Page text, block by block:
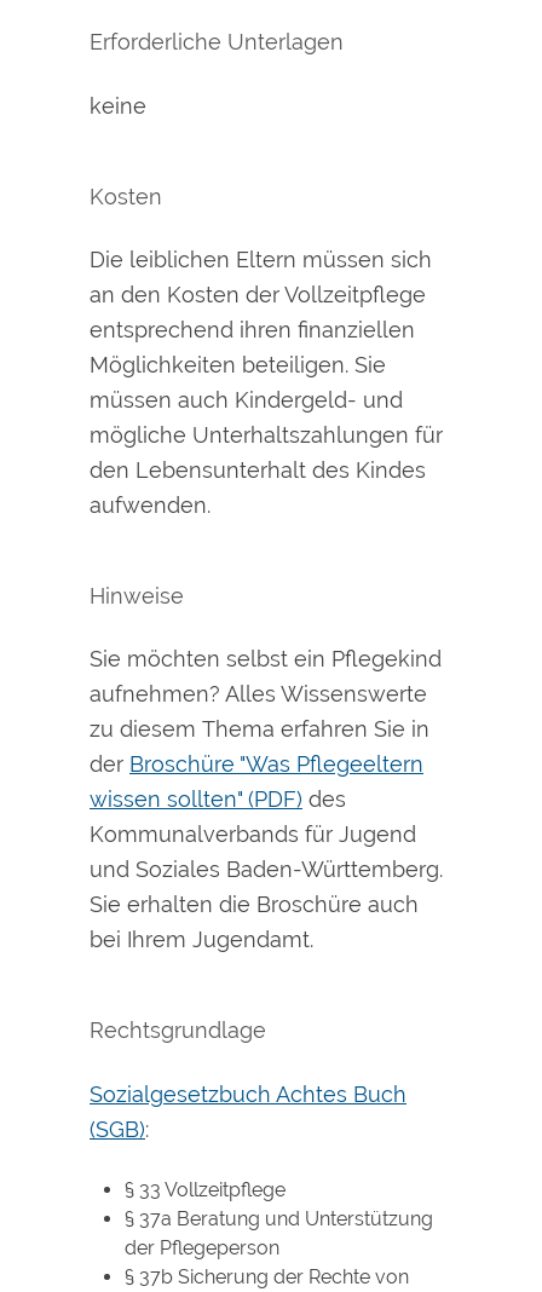
Erforderliche Unterlagen
keine
Kosten
Die leiblichen Eltern müssen sich
an den Kosten der Vollzeitpflege
entsprechend ihren finanziellen
Möglichkeiten beteiligen. Sie
müssen auch Kindergeld- und
mögliche Unterhaltszahlungen für
den Lebensunterhalt des Kindes
aufwenden.
Hinweise
Sie möchten selbst ein Pflegekind
aufnehmen? Alles Wissenswerte
zu diesem Thema erfahren Sie in
der Broschüre "Was Pflegeeltern
wissen sollten" (PDF) des
Kommunalverbands für Jugend
und Soziales Baden-Württemberg.
Sie erhalten die Broschüre auch
bei Ihrem Jugendamt.
Rechtsgrundlage
Sozialgesetzbuch Achtes Buch
(SGB):
§ 33 Vollzeitpflege
§ 37a Beratung und Unterstützung
der Pflegeperson
§ 37b Sicherung der Rechte von